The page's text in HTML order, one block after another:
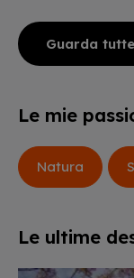
Guarda
Le mie
Natura
Le ultime